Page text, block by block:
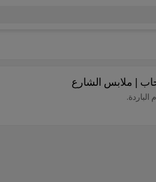
| ملابس الشارع